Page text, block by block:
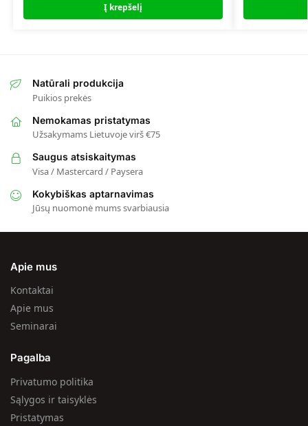
Į krepšelį
Natūrali produkcija
Puikios prekės
Nemokamas pristatymas
Užsakymams Lietuvoje virš €75
Saugus atsiskaitymas
Visa / Mastercard / Paysera
Kokybiškas aptarnavimas
Jūsų nuomonė mums svarbiausia
Apie mus
Kontaktai
Apie mus
Seminarai
Pagalba
Privatumo politika
Sąlygos ir taisyklės
Pristatymas